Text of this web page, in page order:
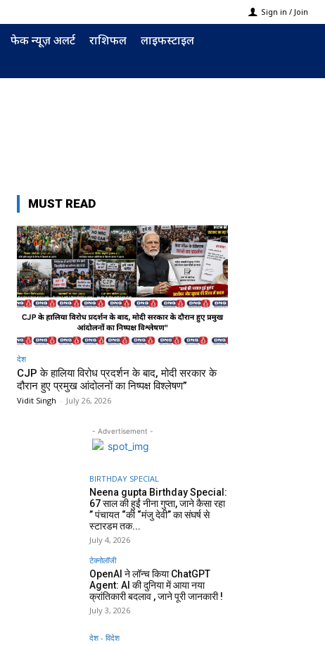
Sign in / Join
फेक न्यूज़ अलर्ट राशिफल लाइफस्टाइल
MUST READ
देश
CJP के हालिया विरोध प्रदर्शन के बाद, मोदी सरकार के
दौरान हुए प्रमुख आंदोलनों का निष्पक्ष विश्लेषण”
Vidit Singh - July 26, 2026
- Advertisement -
BIRTHDAY SPECIAL
Neena gupta Birthday Special:
67 साल की हुईं नीना गुप्ता, जाने कैसा रहा
” पंचायत “की “मंजु देवी” का संघर्ष से
स्टारडम तक...
July 4, 2026
टेक्नोलॉजी
OpenAI ने लॉन्च किया ChatGPT
Agent: AI की दुनिया में आया नया
क्रांतिकारी बदलाव , जाने पूरी जानकारी !
July 3, 2026
देश - विदेश